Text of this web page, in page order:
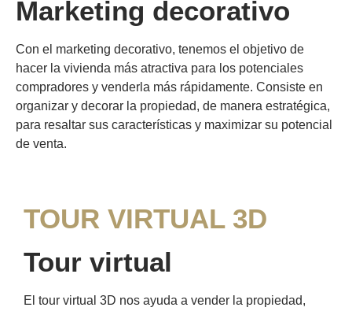
Marketing decorativo
Con el marketing decorativo, tenemos el objetivo de
hacer la vivienda más atractiva para los potenciales
compradores y venderla más rápidamente. Consiste en
organizar y decorar la propiedad, de manera estratégica,
para resaltar sus características y maximizar su potencial
de venta.
TOUR VIRTUAL 3D
Tour virtual
El tour virtual 3D nos ayuda a vender la propiedad,